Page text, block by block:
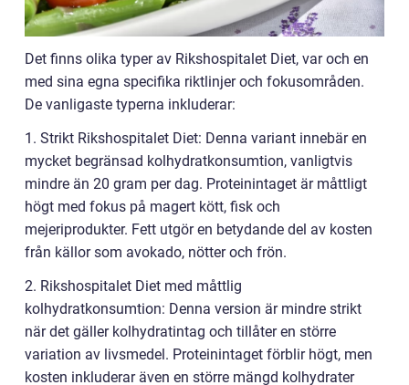
Det finns olika typer av Rikshospitalet Diet, var och en
med sina egna specifika riktlinjer och fokusområden.
De vanligaste typerna inkluderar:
1. Strikt Rikshospitalet Diet: Denna variant innebär en
mycket begränsad kolhydratkonsumtion, vanligtvis
mindre än 20 gram per dag. Proteinintaget är måttligt
högt med fokus på magert kött, fisk och
mejeriprodukter. Fett utgör en betydande del av kosten
från källor som avokado, nötter och frön.
2. Rikshospitalet Diet med måttlig
kolhydratkonsumtion: Denna version är mindre strikt
när det gäller kolhydratintag och tillåter en större
variation av livsmedel. Proteinintaget förblir högt, men
kosten inkluderar även en större mängd kolhydrater